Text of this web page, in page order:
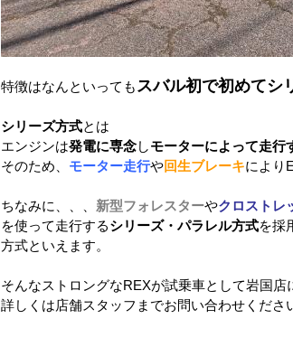
特徴はなんといってもスバル初で初めてシ
シリーズ方式とは
エンジンは発電に専念しモーターによって走行
そのため、 モーター走行や回生ブレーキにより
ちなみに、、、 新型フォレスターやクロストレ
を使って走行するシリーズ・パラレル方式を採
方式といえます。
そんなストロングなREXが試乗車として岩国
詳しくは店舗スタッフまでお問い合わせくださ